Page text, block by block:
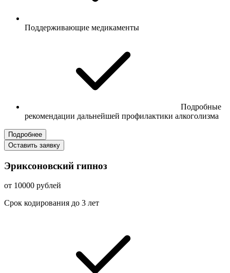
Поддерживающие медикаменты
Подробные
рекомендации дальнейшей профилактики алкоголизма
Подробнее
Оставить заявку
Эриксоновский гипноз
от 10000 рублей
Срок кодирования до 3 лет